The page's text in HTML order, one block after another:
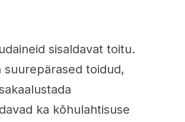
sisaldavat toitu.
toidud,
ka kõhulahtisuse